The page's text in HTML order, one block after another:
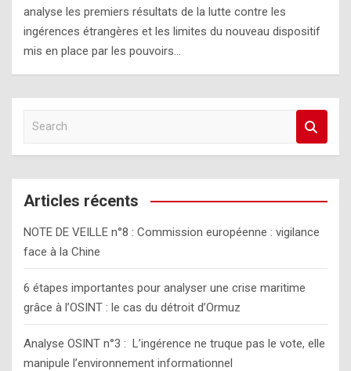
analyse les premiers résultats de la lutte contre les
ingérences étrangères et les limites du nouveau dispositif
mis en place par les pouvoirs…
a
r
c
Articles récents
NOTE DE VEILLE n°8 : Commission européenne : vigilance
face à la Chine
6 étapes importantes pour analyser une crise maritime
grâce à l’OSINT : le cas du détroit d’Ormuz
Analyse OSINT n°3 : L’ingérence ne truque pas le vote, elle
manipule l’environnement informationnel